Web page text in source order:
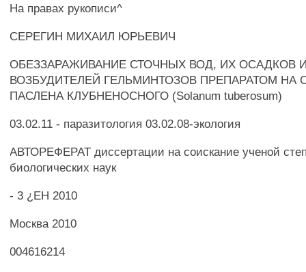
На правах рукописи^
СЕРЕГИН МИХАИЛ ЮРЬЕВИЧ
ОБЕЗЗАРАЖИВАНИЕ СТОЧНЫХ ВОД, ИХ ОСАДКОВ
ВОЗБУДИТЕЛЕЙ ГЕЛЬМИНТОЗОВ ПРЕПАРАТОМ НА
ПАСЛЕНА КЛУБНЕНОСНОГО (Solanum tuberosum)
03.02.11 - паразитология 03.02.08-экология
АВТОРЕФЕРАТ диссертации на соискание ученой
биологических наук
- 3 ¿ЕН 2010
Москва 2010
004616214